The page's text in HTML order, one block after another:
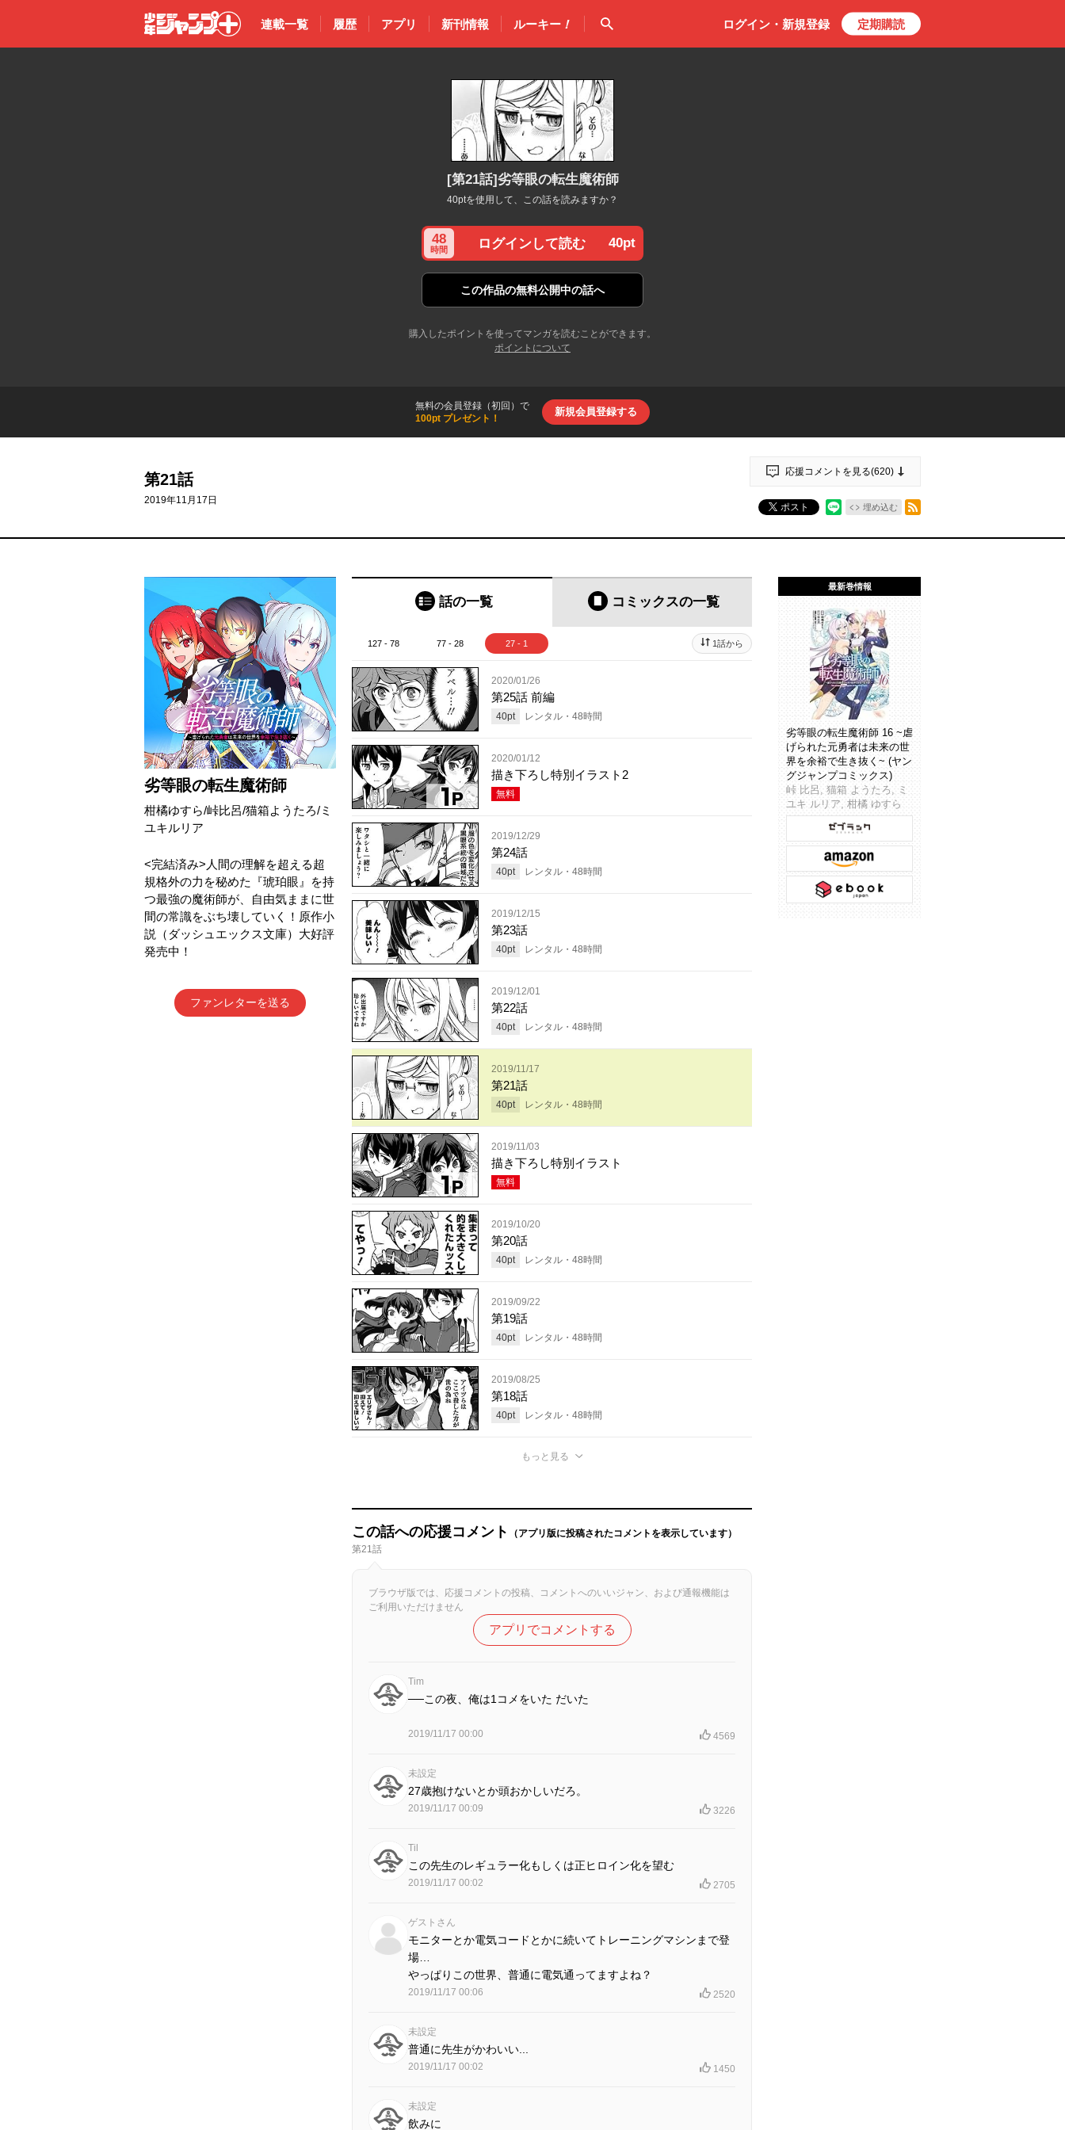
少年ジャン
連載一覧 履歴 アプリ 新刊情報 ルーキー！ 検索 ログイン・ 新規登録 定期購読
[第21話]劣等眼の転生魔術師
40ptを使用して、この話を読みますか？
48
時間 ログインして読む 40pt
この作品の無料公開中の話へ
購入したポイントを使ってマンガを読むことができます。
ポイントについて
無料の会員登録（初回）で
100pt プレゼント！
新規会員登録する
第21話
2019年11月17日
応援コメントを見る(620)
ポスト 埋め込む
劣等眼の転生魔術師
柑橘ゆすら/峠比呂/猫箱ようたろ/ミ
ユキルリア
<完結済み>人間の理解を超える超
規格外の力を秘めた『琥珀眼』を持
つ最強の魔術師が、自由気ままに世
間の常識をぶち壊していく！原作小
説（ダッシュエックス文庫）大好評
発売中！
ファンレターを送る
話の一覧 コミックスの一覧
127 - 78 77 - 28 27 - 1 1話から
2020/01/26
第25話 前編
40pt レンタル・ 48時間
2020/01/12
描き下ろし特別イラスト2
無料
2019/12/29
第24話
40pt レンタル・ 48時間
2019/12/15
第23話
40pt レンタル・ 48時間
2019/12/01
第22話
40pt レンタル・ 48時間
2019/11/17
第21話
40pt レンタル・ 48時間
2019/11/03
描き下ろし特別イラスト
無料
2019/10/20
第20話
40pt レンタル・ 48時間
2019/09/22
第19話
40pt レンタル・ 48時間
2019/08/25
第18話
40pt レンタル・ 48時間
もっと見る
この話への応援コメント
（アプリ版に投稿されたコメントを表示しています）
第21話
ブラウザ版では、応援コメントの投稿、コメントへのいいジャン、および通報機能は
ご利用いただけません
アプリでコメントする
Tim
──この夜、俺は1コメをいた だいた
2019/11/17 00:00 4569
未設定
27歳抱けないとか頭おかしいだろ。
2019/11/17 00:09 3226
Til
この先生のレギュラー化もしくは正ヒロイン化を望む
2019/11/17 00:02 2705
ゲストさん
モニターとか電気コードとかに続いてトレーニングマシンまで登
場…
やっぱりこの世界、普通に電気通ってますよね？
2019/11/17 00:06 2520
未設定
普通に先生がかわいい...
2019/11/17 00:02 1450
未設定
飲みに
最新巻情報
劣等眼の転生魔術師 16 ~虐
げられた元勇者は未来の世
界を余裕で生き抜く~ (ヤン
グジャンプコミックス)
峠 比呂, 猫箱 ようたろ, ミ
ユキ ルリア, 柑橘 ゆすら